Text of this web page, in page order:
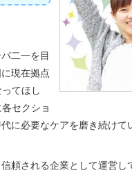
二一を目
現在拠点
てほし
セクショ
に必要なケアを磨き続けて
頼される企業として運営